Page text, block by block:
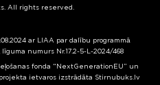
All rights reserved.
ar LIAA par dalību programmā
numurs Nr.17.2-5-L-2024/468
fonda “NextGenerationEU” un
ietvaros izstrādāta Stirnubuks.lv